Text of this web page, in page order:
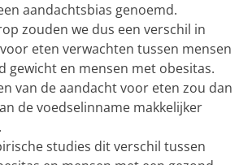
aandachtsbias genoemd.
zouden we dus een verschil in
eten verwachten tussen mensen
gewicht en mensen met obesitas.
van de aandacht voor eten zou dan
de voedselinname makkelijker
studies dit verschil tussen